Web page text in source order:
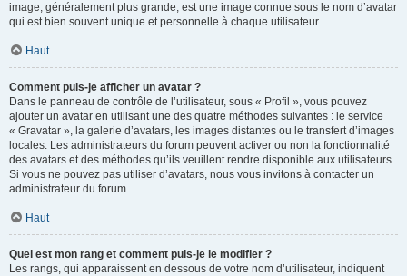
image, généralement plus grande, est une image connue sous le nom d’avatar
qui est bien souvent unique et personnelle à chaque utilisateur.
Haut
Comment puis-je afficher un avatar ?
Dans le panneau de contrôle de l’utilisateur, sous « Profil », vous pouvez
ajouter un avatar en utilisant une des quatre méthodes suivantes : le service
« Gravatar », la galerie d’avatars, les images distantes ou le transfert d’images
locales. Les administrateurs du forum peuvent activer ou non la fonctionnalité
des avatars et des méthodes qu’ils veuillent rendre disponible aux utilisateurs.
Si vous ne pouvez pas utiliser d’avatars, nous vous invitons à contacter un
administrateur du forum.
Haut
Quel est mon rang et comment puis-je le modifier ?
Les rangs, qui apparaissent en dessous de votre nom d’utilisateur, indiquent